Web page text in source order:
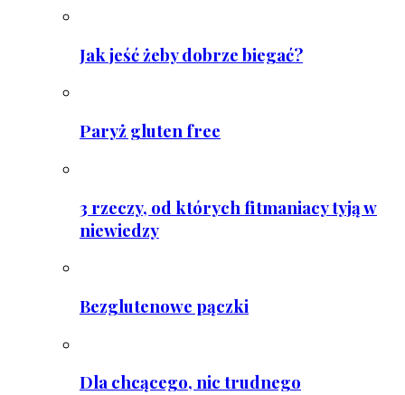
Jak jeść żeby dobrze biegać?
Paryż gluten free
3 rzeczy, od których fitmaniacy tyją w
niewiedzy
Bezglutenowe pączki
Dla chcącego, nic trudnego